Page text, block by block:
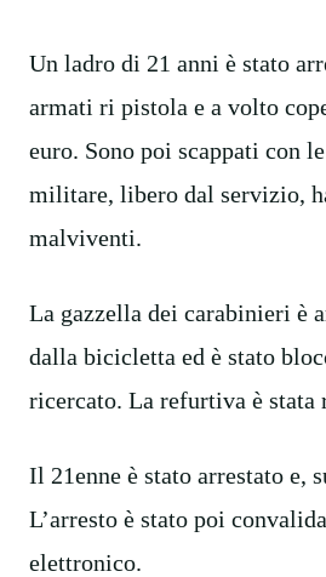
Un ladro di 21 anni è stato
armati ri pistola e a volto
euro. Sono poi scappati con
militare, libero dal servizio,
malviventi.
La gazzella dei carabinieri è
dalla bicicletta ed è stato
ricercato. La refurtiva è stata
Il 21enne è stato arrestato e,
L’arresto è stato poi
elettronico.